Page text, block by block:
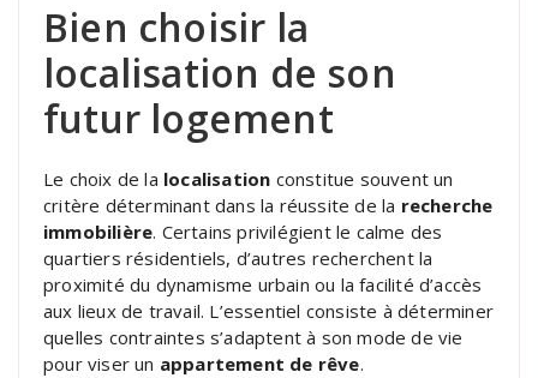
Bien choisir la
localisation de son
futur logement
Le choix de la localisation constitue souvent un
critère déterminant dans la réussite de la recherche
immobilière. Certains privilégient le calme des
quartiers résidentiels, d’autres recherchent la
proximité du dynamisme urbain ou la facilité d’accès
aux lieux de travail. L’essentiel consiste à déterminer
quelles contraintes s’adaptent à son mode de vie
pour viser un appartement de rêve.